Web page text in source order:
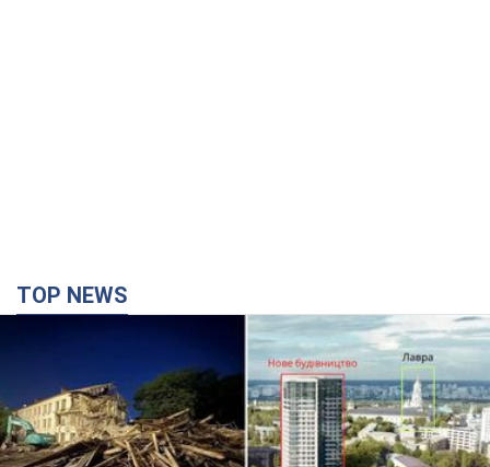
Киево-Печерскую лавру закроют 80-метровым
"монстром"? Почему киевские власти
отказались остановить строительство
небоскреба "московского верующего"
Какая реакция Кличко на петицию по отмене строительства